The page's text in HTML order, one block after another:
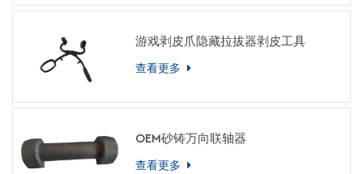
游戏剥皮爪隐藏拉拔器剥皮工具
查看更多
OEM砂铸万向联轴器
查看更多